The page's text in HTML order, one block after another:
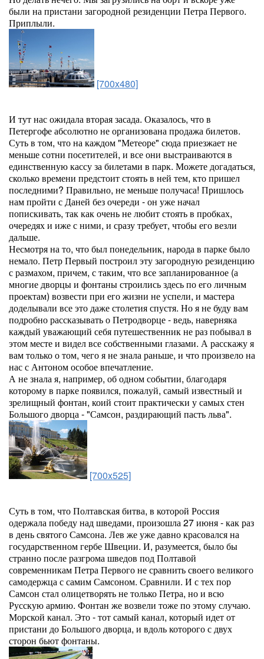
были на пристани загородной резиденции Петра Первого.
Приплыли.
[700x480]
И тут нас ожидала вторая засада. Оказалось, что в
Петергофе абсолютно не организована продажа билетов.
Суть в том, что на каждом "Метеоре" сюда приезжает не
меньше сотни посетителей, и все они выстраиваются в
единственную кассу за билетами в парк. Можете догадаться,
сколько времени предстоит стоять в ней тем, кто пришел
последними? Правильно, не меньше получаса! Пришлось
нам пройти с Даней без очереди - он уже начал
попискивать, так как очень не любит стоять в пробках,
очередях и иже с ними, и сразу требует, чтобы его везли
дальше.
Несмотря на то, что был понедельник, народа в парке было
немало. Петр Первый построил эту загородную резиденцию
с размахом, причем, с таким, что все запланированное (а
многие дворцы и фонтаны строились здесь по его личным
проектам) возвести при его жизни не успели, и мастера
доделывали все это даже столетия спустя. Но я не буду вам
подробно рассказывать о Петродворце - ведь, наверняка
каждый уважающий себя путешественник не раз побывал в
этом месте и видел все собственными глазами. А расскажу я
вам только о том, чего я не знала раньше, и что произвело на
нас с Антоном особое впечатление.
А не знала я, например, об одном событии, благодаря
которому в парке появился, пожалуй, самый известный и
зрелищный фонтан, коий стоит практически у самых стен
Большого дворца - "Самсон, раздирающий пасть льва".
[700x525]
Суть в том, что Полтавская битва, в которой Россия
одержала победу над шведами, произошла 27 июня - как раз
в день святого Самсона. Лев же уже давно красовался на
государственном гербе Швеции. И, разумеется, было бы
странно после разгрома шведов под Полтавой
современникам Петра Первого не сравнить своего великого
самодержца с самим Самсоном. Сравнили. И с тех пор
Самсон стал олицетворять не только Петра, но и всю
Русскую армию. Фонтан же возвели тоже по этому случаю.
Морской канал. Это - тот самый канал, который идет от
пристани до Большого дворца, и вдоль которого с двух
сторон бьют фонтаны.